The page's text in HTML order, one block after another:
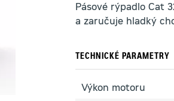
Pásové rýpadlo Cat
a zaručuje hladký
TECHNICKÉ PARAMETRY
Výkon motoru